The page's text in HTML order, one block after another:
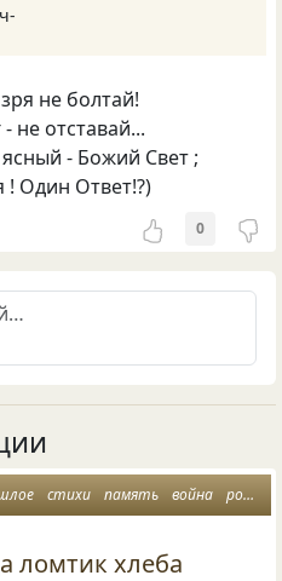
не болтай!
не отставай...
- Божий Свет ;
Один Ответ!?)
0
стихи память война родина
ломтик хлеба